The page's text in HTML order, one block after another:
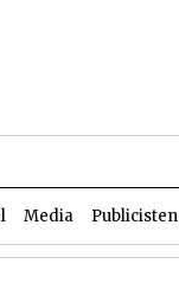
Media Publicisten